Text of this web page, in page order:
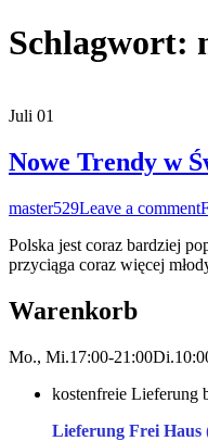
Schlagwort:
Juli 01
Nowe Trendy w
master529Leave a comment
Polska jest coraz bardziej
przyciąga coraz więcej
Warenkorb
Mo., Mi.17:00-21:00Di.
kostenfreie Lieferung
Lieferung Frei Haus